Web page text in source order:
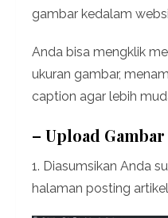
gambar kedalam
Anda bisa mengklik
ukuran gambar,
caption agar lebih
– Upload
1. Diasumsikan Anda
halaman posting